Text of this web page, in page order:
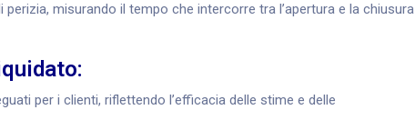
misurando il tempo che intercorre tra l’apertura e la chiusura
per i clienti, riflettendo l’efficacia delle stime e delle